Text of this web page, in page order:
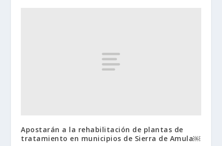
Apostarán a la rehabilitación de plantas de
tratamiento en municipios de Sierra de Amula￼